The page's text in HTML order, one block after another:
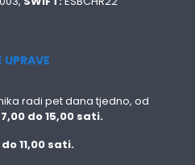
radi pet dana tjedno, od
do 15,00 sati.
11,00 sati.